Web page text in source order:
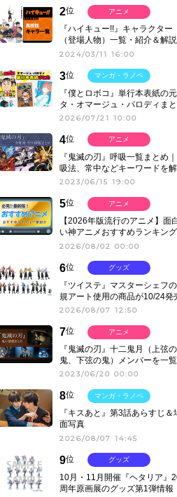
2位
『ハイキュー!!』キャラクター
（登場人物）一覧・紹介＆解説
2024/03/11 16:00
アニメ
3位
『僕とロボコ』単行本表紙の
タ・オマージュ・パロディま
2026/07/21 10:00
マンガ・ラノベ
4位
『鬼滅の刃』呼吸一覧まとめ
吸法、常中などキーワードを
2023/06/15 19:00
アニメ
5位
【2026年版流行のアニメ】面
い神アニメおすすめランキング
【名作・話題作】｜ジャンル別
2026/08/02 00:00
アニメ
6位
『ツイステ』マスターシェフ
規アート使用の商品が10/24発
2026/08/07 12:50
グッズ
7位
『鬼滅の刃』十二鬼月（上弦の
鬼、下弦の鬼）メンバーを一
紹介＆解説（登場鬼の情報まと
2023/06/20 00:00
アニメ
8位
『キスあと』第3話あらすじ＆
面写真
2026/08/07 14:45
マンガ・ラノベ
9位
10月・11月開催『ヘタリア』
周年原画展のグッズ第1弾情報
グッズ